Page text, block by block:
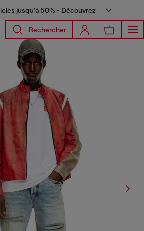
jusqu’à 50% - Découvrez
Rechercher